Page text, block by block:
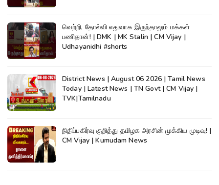
வெற்றி, தோல்வி எதுவாக இருந்தாலும் மக்கள்
பணிதான்! | DMK | MK Stalin | CM Vijay |
Udhayanidhi #shorts
District News | August 06 2026 | Tamil News
Today | Latest News | TN Govt | CM Vijay |
TVK|Tamilnadu
நிதிப்பகிர்வு குறித்து தமிழக அரசின் முக்கிய முடிவு! |
CM Vijay | Kumudam News